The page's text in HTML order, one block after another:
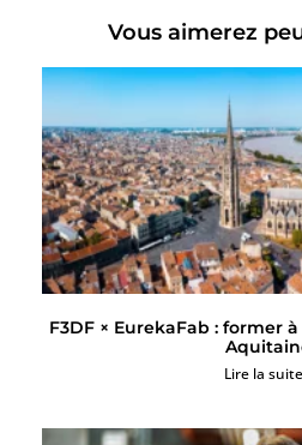
Vous aimerez
F3DF × EurekaFab : former
Lire la